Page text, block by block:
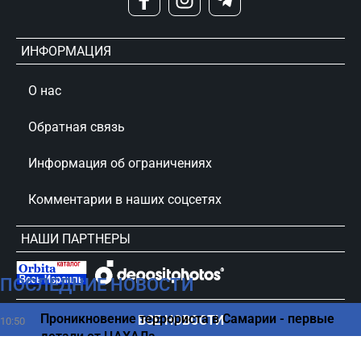
ПОСЛЕДНИЕ НОВОСТИ
10:50
Проникновение террориста в Самарии - первые
детали от ЦАХАЛа
ВСЕ НОВОСТИ
ИНФОРМАЦИЯ
О нас
Обратная связь
Информация об ограничениях
Комментарии в наших соцсетях
НАШИ ПАРТНЕРЫ
сursorinfo.co.il © Все права защищены